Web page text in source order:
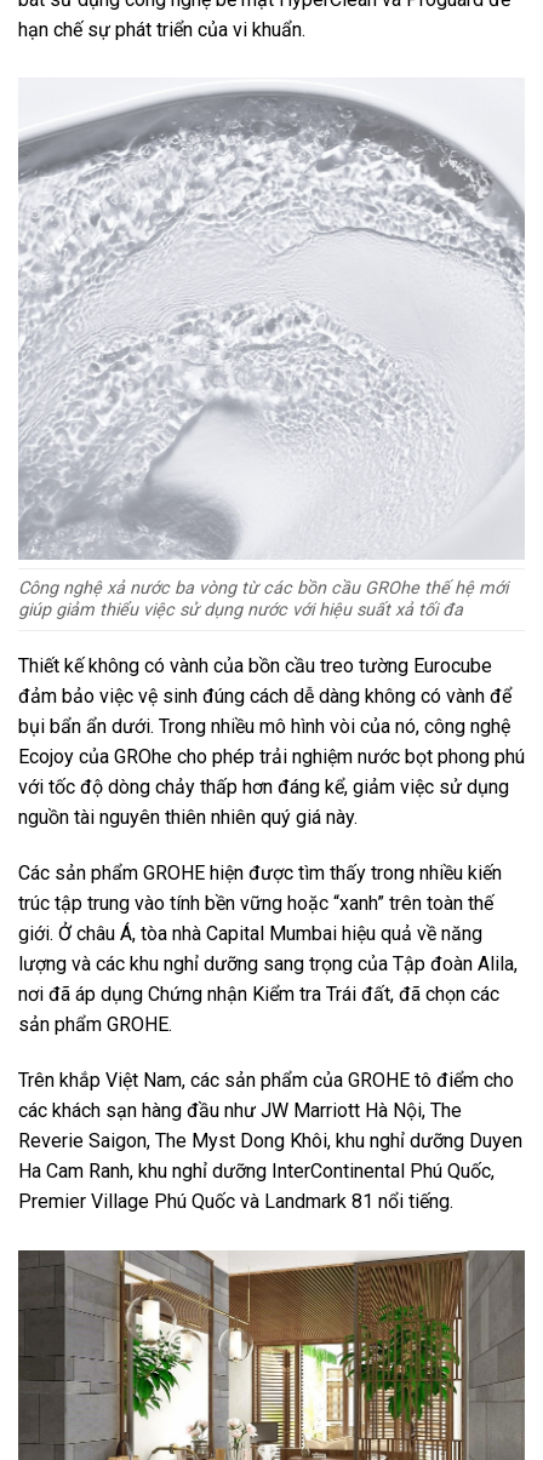
hạn chế sự phát triển của vi khuẩn.
Công nghệ xả nước ba vòng từ các bồn cầu GROhe thế hệ mới
giúp giảm thiểu việc sử dụng nước với hiệu suất xả tối đa
Thiết kế không có vành của bồn cầu treo tường Eurocube
đảm bảo việc vệ sinh đúng cách dễ dàng không có vành để
bụi bẩn ẩn dưới. Trong nhiều mô hình vòi của nó, công nghệ
Ecojoy của GROhe cho phép trải nghiệm nước bọt phong phú
với tốc độ dòng chảy thấp hơn đáng kể, giảm việc sử dụng
nguồn tài nguyên thiên nhiên quý giá này.
Các sản phẩm GROHE hiện được tìm thấy trong nhiều kiến ​​
trúc tập trung vào tính bền vững hoặc “xanh” trên toàn thế
giới. Ở châu Á, tòa nhà Capital Mumbai hiệu quả về năng
lượng và các khu nghỉ dưỡng sang trọng của Tập đoàn Alila,
nơi đã áp dụng Chứng nhận Kiểm tra Trái đất, đã chọn các
sản phẩm GROHE.
Trên khắp Việt Nam, các sản phẩm của GROHE tô điểm cho
các khách sạn hàng đầu như JW Marriott Hà Nội, The
Reverie Saigon, The Myst Dong Khôi, khu nghỉ dưỡng Duyen
Ha Cam Ranh, khu nghỉ dưỡng InterContinental Phú Quốc,
Premier Village Phú Quốc và Landmark 81 nổi tiếng.